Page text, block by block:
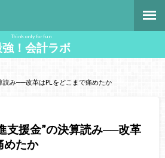
Think only for fun
強！会計ラボ
読み──改革はPLをどこまで痛めたか
支援金”の決算読み──改革
めたか